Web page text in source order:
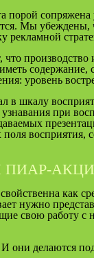
порой
Мы убеждены,
рекламной
что
уровень
шкалу
при
восприятия,
ПИАР-
как
нужно
свою работу с
они делаются